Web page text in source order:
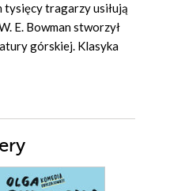
tragarzy usiłują
E. Bowman stworzył
górskiej. Klasyka